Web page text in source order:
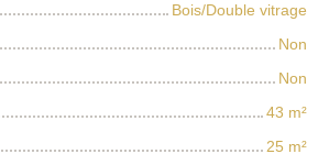
Bois/Double vitrage
Non
Non
43 m²
25 m²